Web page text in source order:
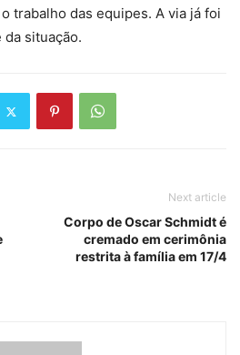
trabalho das equipes. A via já foi
situação.
Next article
Corpo de Oscar Schmidt é
cremado em cerimônia
restrita à família em 17/4